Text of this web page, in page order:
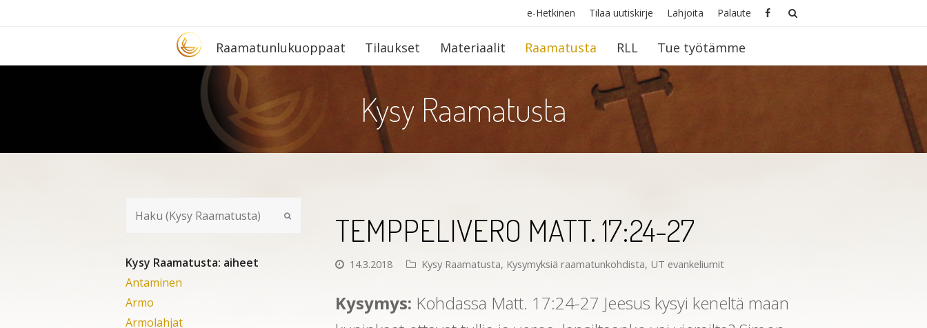
e-Hetkinen Tilaa uutiskirje Lahjoita Palaute
EtusivuRaa­ma­tun­lu­ku­op­paat Tilaukset Materiaalit Raamatusta RLL Tue työtämme
Kysy Raamatusta
TEMPPELIVERO MATT. 17:24-27
14.3.2018 Kysy Raamatusta, Kysymyksiä raamatunkohdista, UT evankeliumit
Kysymys: Kohdassa Matt. 17:24-27 Jeesus kysyi keneltä maan
Kysy Raamatusta: aiheet
Antaminen
Armo
Armolahjat